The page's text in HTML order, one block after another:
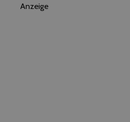
Anzeige